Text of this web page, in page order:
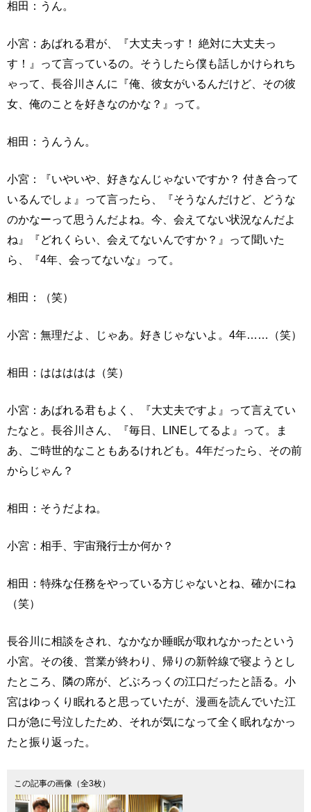
相田：うん。
小宮：あばれる君が、『大丈夫っす！ 絶対に大丈夫っ
す！』って言っているの。そうしたら僕も話しかけられち
ゃって、長谷川さんに『俺、彼女がいるんだけど、その彼
女、俺のことを好きなのかな？』って。
相田：うんうん。
小宮：『いやいや、好きなんじゃないですか？ 付き合って
いるんでしょ』って言ったら、『そうなんだけど、どうな
のかなーって思うんだよね。今、会えてない状況なんだよ
ね』『どれくらい、会えてないんですか？』って聞いた
ら、『4年、会ってないな』って。
相田：（笑）
小宮：無理だよ、じゃあ。好きじゃないよ。4年……（笑）
相田：ははははは（笑）
小宮：あばれる君もよく、『大丈夫ですよ』って言えてい
たなと。長谷川さん、『毎日、LINEしてるよ』って。ま
あ、ご時世的なこともあるけれども。4年だったら、その前
からじゃん？
相田：そうだよね。
小宮：相手、宇宙飛行士か何か？
相田：特殊な任務をやっている方じゃないとね、確かにね
（笑）
長谷川に相談をされ、なかなか睡眠が取れなかったという
小宮。その後、営業が終わり、帰りの新幹線で寝ようとし
たところ、隣の席が、どぶろっくの江口だったと語る。小
宮はゆっくり眠れると思っていたが、漫画を読んでいた江
口が急に号泣したため、それが気になって全く眠れなかっ
たと振り返った。
この記事の画像（全3枚）